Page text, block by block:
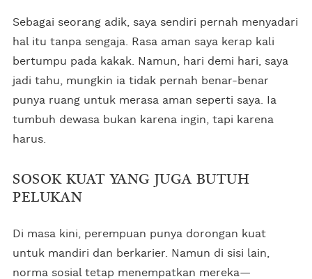
Sebagai seorang adik, saya sendiri pernah menyadari
hal itu tanpa sengaja. Rasa aman saya kerap kali
bertumpu pada kakak. Namun, hari demi hari, saya
jadi tahu, mungkin ia tidak pernah benar-benar
punya ruang untuk merasa aman seperti saya. Ia
tumbuh dewasa bukan karena ingin, tapi karena
harus.
SOSOK KUAT YANG JUGA BUTUH
PELUKAN
Di masa kini, perempuan punya dorongan kuat
untuk mandiri dan berkarier. Namun di sisi lain,
norma sosial tetap menempatkan mereka—